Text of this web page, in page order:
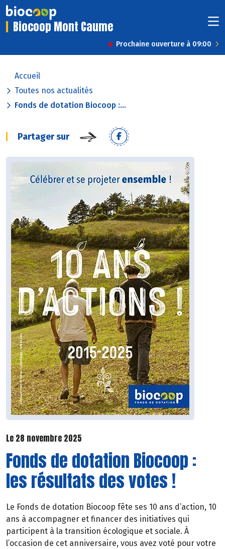
Biocoop Mont Caume
Prochaine ouverture à 09:00
Accueil
Toutes nos actualités
Fonds de dotation Biocoop :...
Partager sur
Le 28 novembre 2025
Fonds de dotation Biocoop :
les résultats des votes !
Le Fonds de dotation Biocoop fête ses 10 ans d’action, 10
ans à accompagner et financer des initiatives qui
participent à la transition écologique et sociale. À
l’occasion de cet anniversaire, vous avez voté pour votre